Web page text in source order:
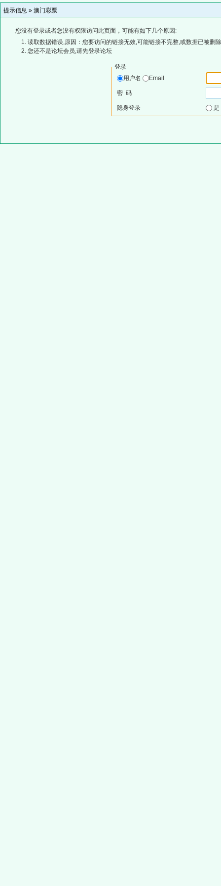
提示信息 » 澳门彩票
您没有登录或者您没有权限访问此页面，可能有如下几个原因:
读取数据错误,原因：您要访问的链接无效,可能链接不完整,或数据已被删
您还不是论坛会员,请先登录论坛
登录
用户名
Email
密 码
隐身登录